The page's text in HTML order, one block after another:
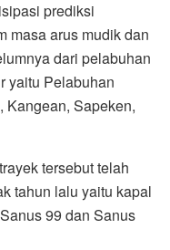
prediksi
masa arus mudik dan
dari pelabuhan
yaitu Pelabuhan
Kangean, Sapeken,
tersebut telah
tahun lalu yaitu kapal
99 dan Sanus